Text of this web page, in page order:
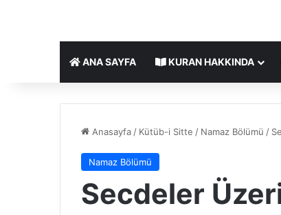
ANA SAYFA KURAN HAKKINDA
Anasayfa / Kütüb-i Sitte / Namaz Bölümü /
Namaz Bölümü
Secdeler